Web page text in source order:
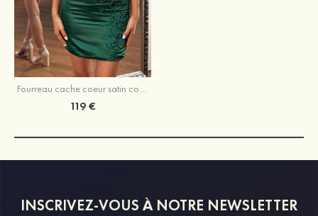
Fourreau cache coeur satin courte/mini robe de fête de la rentrée
119 €
INSCRIVEZ-VOUS À NOTRE NEWSLETTER